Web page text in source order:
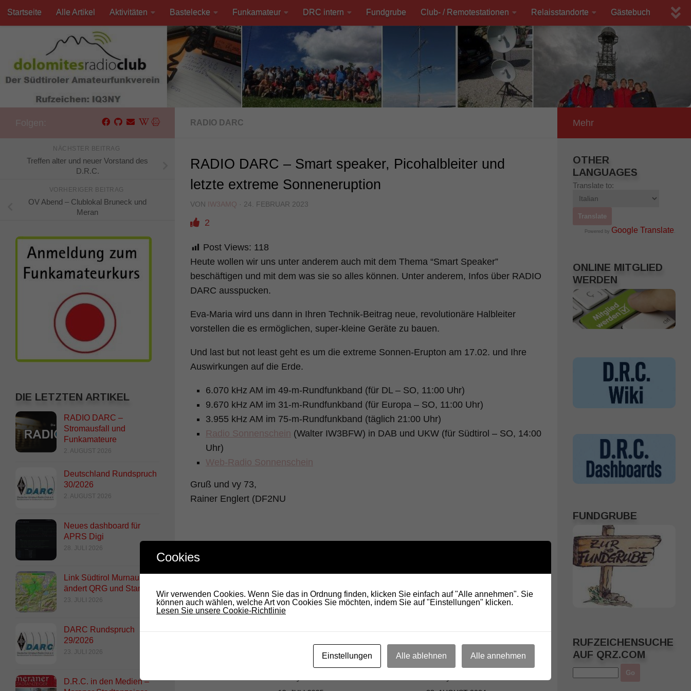
Unter dem Inhalt
Startseite Alle Artikel Aktivitäten Bastelecke Funkamateur DRC intern Fundgrube Club- / Remotestationen Relaisstandorte Gästebuch
RADIO DARC
RADIO DARC – Smart speaker, Picohalbleiter und
letzte extreme Sonneneruption
VON IW3AMQ · 24. FEBRUAR 2023
2
Post Views: 118
Heute wollen wir uns unter anderem auch mit dem Thema “Smart Speaker”
beschäftigen und mit dem was sie so alles können. Unter anderem, Infos über RADIO
DARC ausspucken.
Eva-Maria wird uns dann in Ihren Technik-Beitrag neue, revolutionäre Halbleiter
vorstellen die es ermöglichen, super-kleine Geräte zu bauen.
Und last but not least geht es um die extreme Sonnen-Erupton am 17.02. und Ihre
Auswirkungen auf die Erde.
6.070 kHz AM im 49-m-Rundfunkband (für DL – SO, 11:00 Uhr)
9.670 kHz AM im 31-m-Rundfunkband (für Europa – SO, 11:00 Uhr)
3.955 kHz AM im 75-m-Rundfunkband (täglich 21:00 Uhr)
Radio Sonnenschein (Walter IW3BFW) in DAB und UKW (für Südtirol – SO, 14:00
Uhr)
Web-Radio Sonnenschein
Gruß und vy 73,
Rainer Englert (DF2NU
RADIO DARC – Countrysänger
Urknall und
Ausweg aus Problemen
NÄCHSTER BEITRAG
Treffen alter und neuer Vorstand des
D.R.C.
VORHERIGER BEITRAG
OV Abend – Clublokal Bruneck und
Meran
DIE LETZTEN ARTIKEL
RADIO DARC –
Stromausfall und
Funkamateure
2. AUGUST 2026
Deutschland Rundspruch
30/2026
2. AUGUST 2026
Neues dashboard für
APRS Digi
28. JULI 2026
Link Südtirol Murnau Süd
ändert QRG und Standort
23. JULI 2026
DARC Rundspruch
29/2026
23. JULI 2026
D.R.C. in den Medien –
Mehr
OTHER
LANGUAGES
Translate to:
Powered by Google Translate .
ONLINE MITGLIED
WERDEN
FUNDGRUBE
RUFZEICHENSUCHE
AUF QRZ.COM
Cookies
Wir verwenden Cookies. Wenn Sie das in Ordnung finden, klicken Sie einfach auf "Alle annehmen". Sie
können auch wählen, welche Art von Cookies Sie möchten, indem Sie auf "Einstellungen" klicken.
Lesen Sie unsere Cookie-Richtlinie
Einstellungen Alle ablehnen Alle annehmen